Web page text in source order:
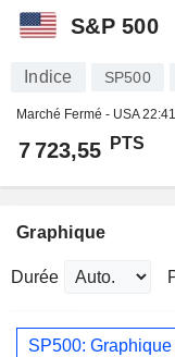
S&P 500
Indice SP500
Marché Fermé - USA
7 723,55 PTS
Graphique
Durée
SP500: